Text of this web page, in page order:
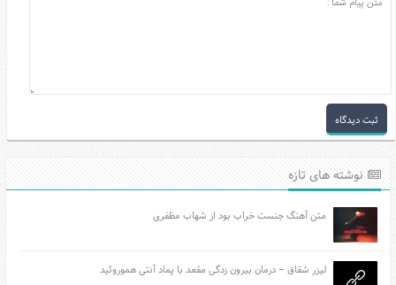
نوشته های تازه
متن آهنگ جنست خراب بود از شهاب مظفری
لیزر شقاق – درمان بیرون زدگی مقعد با پماد آنتی هموروئید